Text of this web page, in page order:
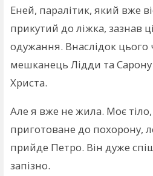
Еней, паралітик, який вже
прикутий до ліжка, зазнав
одужання. Внаслідок цього
мешканець Лідди та
Христа.
Але я вже не жила. Моє
приготоване до похорону,
прийде Петро. Він дуже
запізно.